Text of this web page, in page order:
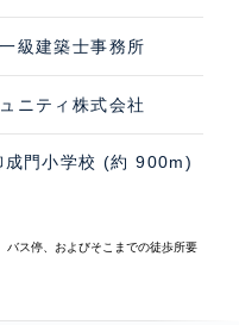
級建築士事務所
ニティ株式会社
成門小学校 (約 900m)
バス停、およびそこまでの徒歩所要